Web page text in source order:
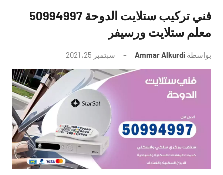
بالكويت
فني تركيب ستلايت الدوحة 50994997
معلم ستلايت ورسيفر
بواسطة Ammar Alkurdi سبتمبر 25, 2021
توجد
تعليقات